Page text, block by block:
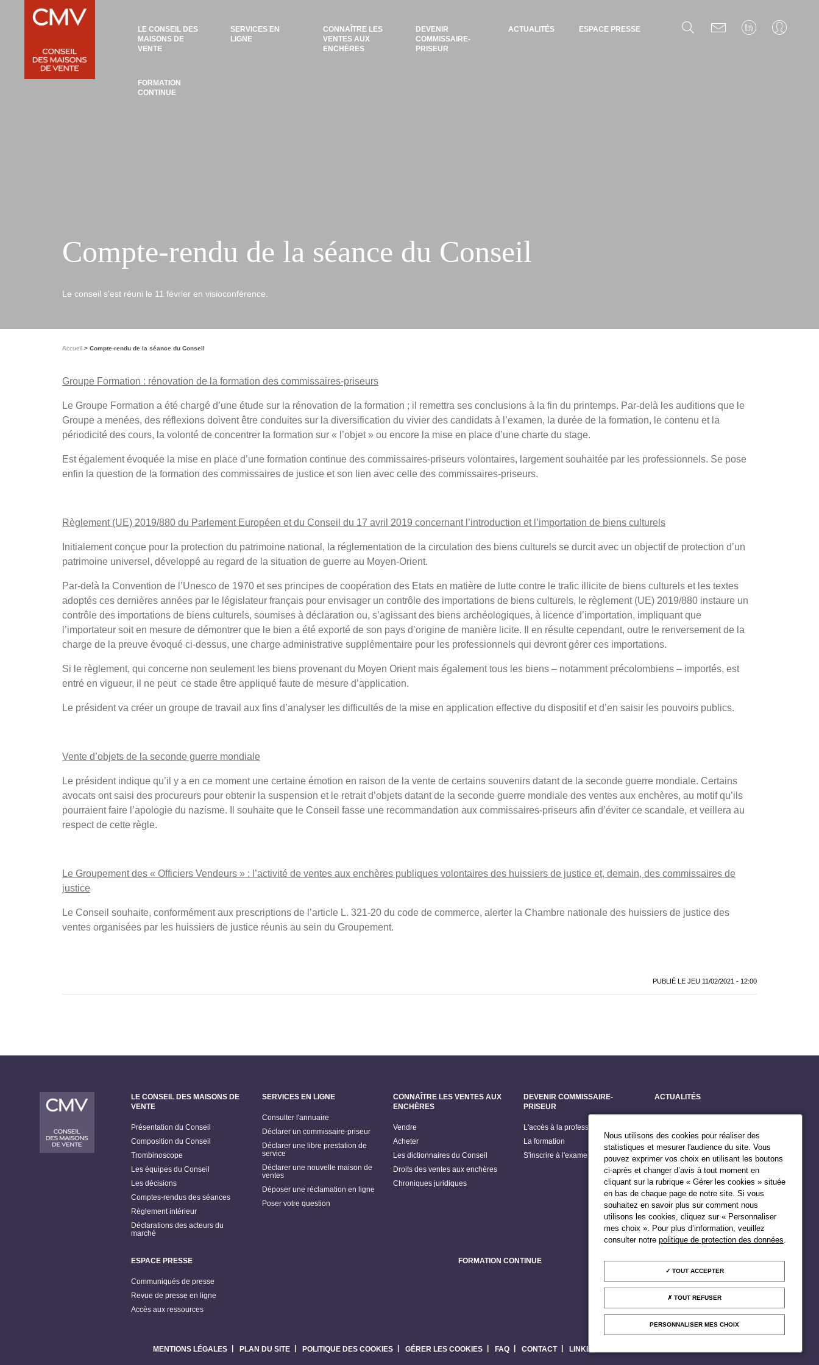
LE CONSEIL DES
MAISONS DE
VENTE
SERVICES EN
LIGNE
CONNAÎTRE LES
VENTES AUX
ENCHÈRES
DEVENIR
COMMISSAIRE-
PRISEUR
ACTUALITÉS ESPACE PRESSE
FORMATION
CONTINUE
Compte-rendu de la séance du Conseil
Le conseil s'est réuni le 11 février en visioconférence.
Accueil Compte-rendu de la séance du Conseil
Groupe Formation : rénovation de la formation des commissaires-priseurs
Le Groupe Formation a été chargé d’une étude sur la rénovation de la formation ; il remettra ses conclusions à la fin du printemps. Par-delà les auditions que le
Groupe a menées, des réflexions doivent être conduites sur la diversification du vivier des candidats à l’examen, la durée de la formation, le contenu et la
périodicité des cours, la volonté de concentrer la formation sur « l’objet » ou encore la mise en place d’une charte du stage.
Est également évoquée la mise en place d’une formation continue des commissaires-priseurs volontaires, largement souhaitée par les professionnels. Se pose
enfin la question de la formation des commissaires de justice et son lien avec celle des commissaires-priseurs.
Règlement (UE) 2019/880 du Parlement Européen et du Conseil du 17 avril 2019 concernant l’introduction et l’importation de biens culturels
Initialement conçue pour la protection du patrimoine national, la réglementation de la circulation des biens culturels se durcit avec un objectif de protection d’un
patrimoine universel, développé au regard de la situation de guerre au Moyen-Orient.
Par-delà la Convention de l’Unesco de 1970 et ses principes de coopération des Etats en matière de lutte contre le trafic illicite de biens culturels et les textes
adoptés ces dernières années par le législateur français pour envisager un contrôle des importations de biens culturels, le règlement (UE) 2019/880 instaure un
contrôle des importations de biens culturels, soumises à déclaration ou, s’agissant des biens archéologiques, à licence d’importation, impliquant que
l’importateur soit en mesure de démontrer que le bien a été exporté de son pays d’origine de manière licite. Il en résulte cependant, outre le renversement de la
charge de la preuve évoqué ci-dessus, une charge administrative supplémentaire pour les professionnels qui devront gérer ces importations.
Si le règlement, qui concerne non seulement les biens provenant du Moyen Orient mais également tous les biens – notamment précolombiens – importés, est
entré en vigueur, il ne peut ce stade être appliqué faute de mesure d’application.
Le président va créer un groupe de travail aux fins d’analyser les difficultés de la mise en application effective du dispositif et d’en saisir les pouvoirs publics.
Vente d’objets de la seconde guerre mondiale
Le président indique qu’il y a en ce moment une certaine émotion en raison de la vente de certains souvenirs datant de la seconde guerre mondiale. Certains
avocats ont saisi des procureurs pour obtenir la suspension et le retrait d’objets datant de la seconde guerre mondiale des ventes aux enchères, au motif qu’ils
pourraient faire l’apologie du nazisme. Il souhaite que le Conseil fasse une recommandation aux commissaires-priseurs afin d’éviter ce scandale, et veillera au
respect de cette règle.
Le Groupement des « Officiers Vendeurs » : l’activité de ventes aux enchères publiques volontaires des huissiers de justice et, demain, des commissaires de
justice
Le Conseil souhaite, conformément aux prescriptions de l’article L. 321-20 du code de commerce, alerter la Chambre nationale des huissiers de justice des
ventes organisées par les huissiers de justice réunis au sein du Groupement.
PUBLIÉ LE JEU 11/02/2021 - 12:00
LE CONSEIL DES MAISONS DE
VENTE
Présentation du Conseil
Composition du Conseil
Trombinoscope
Les équipes du Conseil
Les décisions
Comptes-rendus des séances
Règlement intérieur
Déclarations des acteurs du
marché
SERVICES EN LIGNE
Consulter l'annuaire
Déclarer un commissaire-priseur
Déclarer une libre prestation de
service
Déclarer une nouvelle maison de
ventes
Déposer une réclamation en ligne
Poser votre question
CONNAÎTRE LES VENTES AUX
ENCHÈRES
Vendre
Acheter
Les dictionnaires du Conseil
Droits des ventes aux enchères
Chroniques juridiques
DEVENIR COMMISSAIRE-
PRISEUR
L'accès à la profession
La formation
S'inscrire à l'examen d'accès
ACTUALITÉS
Grands dossiers
Billets du Président
Publications
Agenda du Président
ESPACE PRESSE
Communiqués de presse
Revue de presse en ligne
Accès aux ressources
FORMATION CONTINUE
MENTIONS LÉGALES PLAN DU SITE POLITIQUE DES COOKIES GÉRER LES COOKIES FAQ CONTACT LINKEDIN
Nous utilisons des cookies pour réaliser des
statistiques et mesurer l'audience du site. Vous
pouvez exprimer vos choix en utilisant les boutons
ci-après et changer d’avis à tout moment en
cliquant sur la rubrique « Gérer les cookies » située
en bas de chaque page de notre site. Si vous
souhaitez en savoir plus sur comment nous
utilisons les cookies, cliquez sur « Personnaliser
mes choix ». Pour plus d’information, veuillez
consulter notrepolitique de protection des données.
TOUT ACCEPTER
TOUT REFUSER
PERSONNALISER MES CHOIX